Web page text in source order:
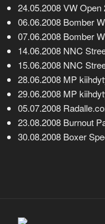
24.05.2008 VW Open
06.06.2008 Bomber
07.06.2008 Bomber
14.06.2008 NNC
15.06.2008 NNC
28.06.2008 MP
29.06.2008 MP
05.07.2008
23.08.2008 Burnout
30.08.2008 Boxer